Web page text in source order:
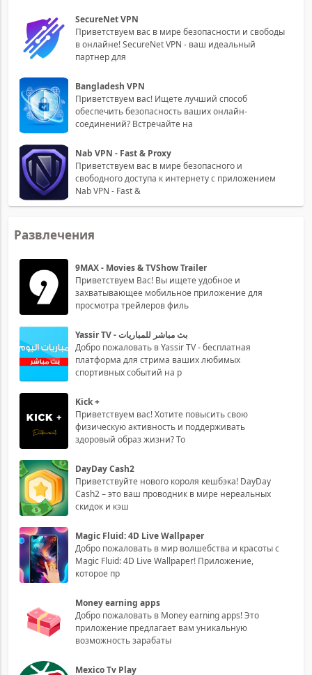
SecureNet VPN
Приветствуем вас в мире безопасности и свободы
в онлайне! SecureNet VPN - ваш идеальный
партнер для
Bangladesh VPN
Приветствуем вас! Ищете лучший способ
обеспечить безопасность ваших онлайн-
соединений? Встречайте на
Nab VPN - Fast & Proxy
Приветствуем вас в мире безопасного и
свободного доступа к интернету с приложением
Nab VPN - Fast &
Развлечения
9MAX - Movies & TVShow Trailer
Приветствуем Вас! Вы ищете удобное и
захватывающее мобильное приложение для
просмотра трейлеров филь
Yassir TV - بث مباشر للمباريات
Добро пожаловать в Yassir TV - бесплатная
платформа для стрима ваших любимых
спортивных событий на р
Kick +
Приветствуем вас! Хотите повысить свою
физическую активность и поддерживать
здоровый образ жизни? То
DayDay Cash2
Приветствуйте нового короля кешбэка! DayDay
Cash2 – это ваш проводник в мире нереальных
скидок и кэш
Magic Fluid: 4D Live Wallpaper
Добро пожаловать в мир волшебства и красоты с
Magic Fluid: 4D Live Wallpaper! Приложение,
которое пр
Money earning apps
Добро пожаловать в Money earning apps! Это
приложение предлагает вам уникальную
возможность зарабаты
Mexico Tv Play